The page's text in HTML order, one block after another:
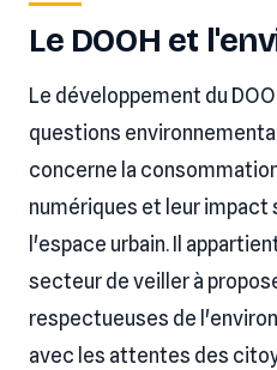
Le DOOH et
Le développement du
questions
concerne la
numériques et leur impact
l'espace urbain. Il
secteur de veiller à
respectueuses de
avec les attentes des